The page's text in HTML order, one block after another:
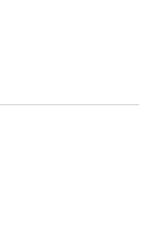
牌经典优雅
仕的匠心精